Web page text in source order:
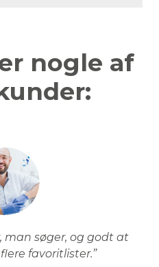
nogle af
man søger, og godt at
favoritlister.”